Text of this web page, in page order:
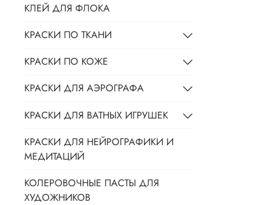
КЛЕЙ ДЛЯ ФЛОКА
КРАСКИ ПО ТКАНИ
КРАСКИ ПО КОЖЕ
КРАСКИ ДЛЯ АЭРОГРАФА
КРАСКИ ДЛЯ ВАТНЫХ ИГРУШЕК
КРАСКИ ДЛЯ НЕЙРОГРАФИКИ И
МЕДИТАЦИЙ
КОЛЕРОВОЧНЫЕ ПАСТЫ ДЛЯ
ХУДОЖНИКОВ